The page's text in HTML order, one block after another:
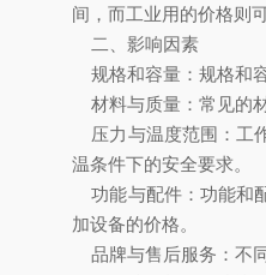
间，而工业用的价格则
二、影响因素
规格和容量：规格和
材料与质量：常见的
压力与温度范围：工
温条件下的安全要求。
功能与配件：功能和
加设备的价格。
品牌与售后服务：不